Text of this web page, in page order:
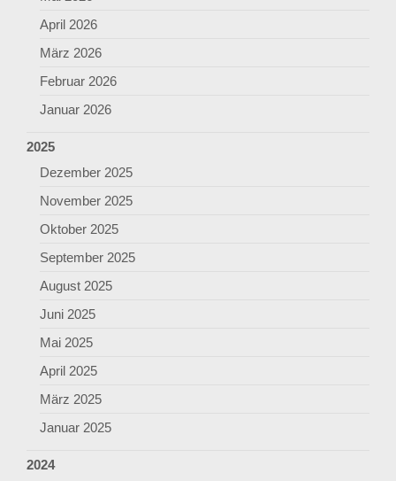
April 2026
März 2026
Februar 2026
Januar 2026
2025
Dezember 2025
November 2025
Oktober 2025
September 2025
August 2025
Juni 2025
Mai 2025
April 2025
März 2025
Januar 2025
2024